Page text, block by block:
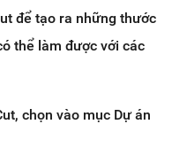
để tạo ra những thước
thể làm được với các
chọn vào mục Dự án